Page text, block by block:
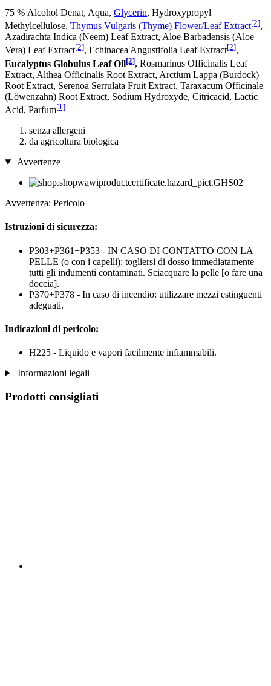
75 % Alcohol Denat, Aqua, Glycerin, Hydroxypropyl
Methylcellulose, Thymus Vulgaris (Thyme) Flower/Leaf Extract[2],
Azadirachta Indica (Neem) Leaf Extract, Aloe Barbadensis (Aloe
Vera) Leaf Extract[2], Echinacea Angustifolia Leaf Extract[2],
Eucalyptus Globulus Leaf Oil[2], Rosmarinus Officinalis Leaf
Extract, Althea Officinalis Root Extract, Arctium Lappa (Burdock)
Root Extract, Serenoa Serrulata Fruit Extract, Taraxacum Officinale
(Löwenzahn) Root Extract, Sodium Hydroxyde, Citricacid, Lactic
Acid, Parfum[1]
senza allergeni
da agricoltura biologica
Avvertenze
Avvertenza: Pericolo
Istruzioni di sicurezza:
P303+P361+P353 - IN CASO DI CONTATTO CON LA
PELLE (o con i capelli): togliersi di dosso immediatamente
tutti gli indumenti contaminati. Sciacquare la pelle [o fare una
doccia].
P370+P378 - In caso di incendio: utilizzare mezzi estinguenti
adeguati.
Indicazioni di pericolo:
H225 - Liquido e vapori facilmente infiammabili.
Informazioni legali
Prodotti consigliati